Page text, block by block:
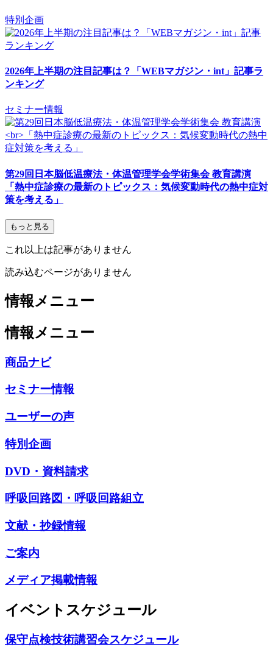
特別企画
2026年上半期の注目記事は？「WEBマガジン・int」記事ラ
ンキング
セミナー情報
第29回日本脳低温療法・体温管理学会学術集会 教育講演
「熱中症診療の最新のトピックス：気候変動時代の熱中症対
策を考える」
もっと見る
これ以上は記事がありません
読み込むページがありません
情報メニュー
情報メニュー
商品ナビ
セミナー情報
ユーザーの声
特別企画
DVD・資料請求
呼吸回路図・呼吸回路組立
文献・抄録情報
ご案内
メディア掲載情報
イベントスケジュール
保守点検技術講習会スケジュール